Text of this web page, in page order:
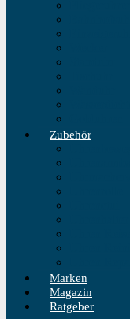
Zubehör
Marken
Magazin
Ratgeber